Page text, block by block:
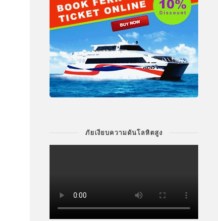
ภัยเงียบความดันโลหิตสูง